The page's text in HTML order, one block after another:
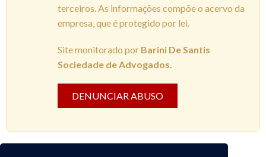
terceiros. As informações compõe o acervo da
empresa, que é protegido por lei.
Site monitorado por Barini De Santis
Sociedade de Advogados.
DENUNCIAR ABUSO